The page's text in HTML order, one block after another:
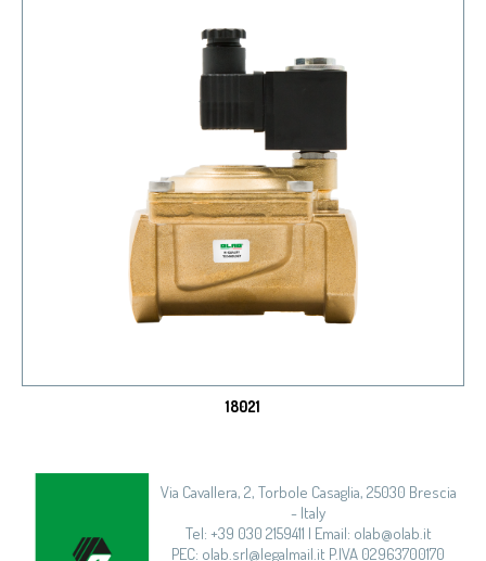
18021
Via Cavallera, 2, Torbole Casaglia, 25030 Brescia
- Italy
Tel: +39 030 2159411 | Email: olab@olab.it
PEC: olab.srl@legalmail.it P.IVA 02963700170